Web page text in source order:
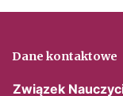
Dane kontaktowe
Związek